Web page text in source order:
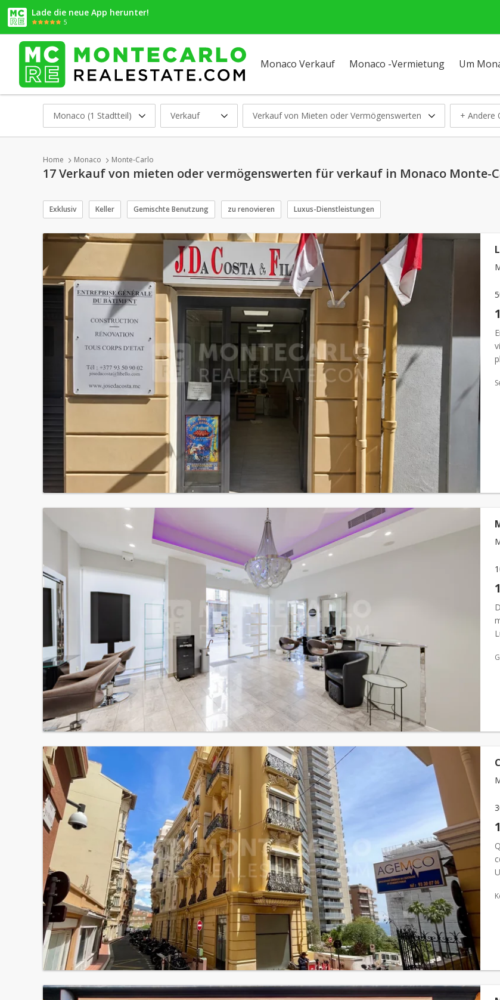
Lade die neue App herunter!
5
Monaco Verkauf Monaco -Vermietung Um
Monaco (1 Stadtteil) Verkauf Verkauf von Mieten oder Vermögenswerten + Andere
Home Monaco Monte-Carlo
17 Verkauf von mieten oder vermögenswerten für verkauf in Monaco Monte-
Exklusiv Keller Gemischte Benutzung zu renovieren Luxus-Dienstleistungen